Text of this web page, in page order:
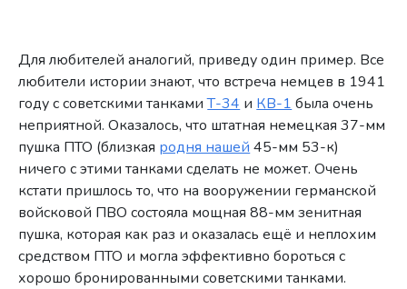
Для любителей аналогий, приведу один пример. Все
любители истории знают, что встреча немцев в 1941
году с советскими танкамиТ-34 и КВ-1 была очень
неприятной. Оказалось, что штатная немецкая 37-мм
пушка ПТО (близкая родня нашей 45-мм 53-к)
ничего с этими танками сделать не может. Очень
кстати пришлось то, что на вооружении германской
войсковой ПВО состояла мощная 88-мм зенитная
пушка, которая как раз и оказалась ещё и неплохим
средством ПТО и могла эффективно бороться с
хорошо бронированными советскими танками.